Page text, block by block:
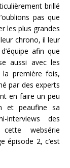
brillé
pas que
les plus grandes
chrono, il leur
afin que
aussi avec les
première fois,
par des experts
en faire un peu
et peaufine sa
interviews des
websérie
épisode 2, c’est